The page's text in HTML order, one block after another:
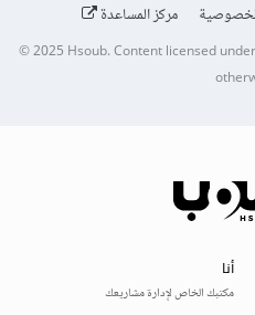
مركز المساعدة
© 2025Hsoub.Content licensed